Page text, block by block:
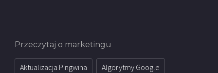
Przeczytaj o marketingu
Aktualizacja Pingwina Algorytmy Google